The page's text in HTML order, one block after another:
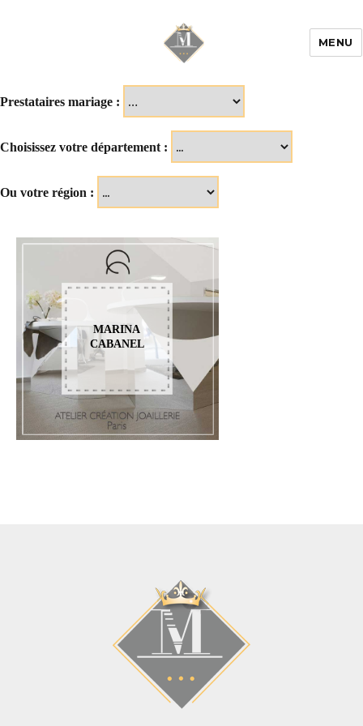
MENU
Prestataires mariage :
Choisissez votre département :
Ou votre région :
MARINA
CABANEL